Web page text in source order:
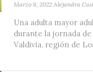
Marzo 8, 2022 Alejandra
Una adulta mayor
durante la jornada
Valdivia, región de